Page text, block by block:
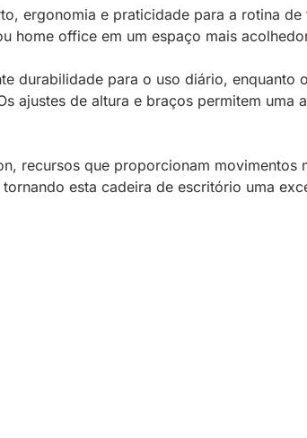
ergonomia e praticidade para a rotina
home office em um espaço mais
durabilidade para o uso diário,
ajustes de altura e braços permitem uma
recursos que proporcionam
esta cadeira de escritório uma